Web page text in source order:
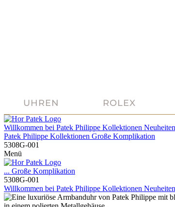
UHREN ROLEX
Willkommen bei Patek Philippe Kollektionen
Patek Philippe Kollektionen Große Komplikation
5308G-001
Menü
... Große Komplikation
5308G-001
Willkommen bei Patek Philippe Kollektionen